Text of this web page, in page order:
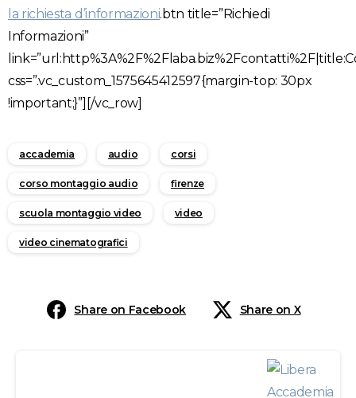
la richiesta d’informazioni.btn title=”Richiedi
Informazioni”
css=”.vc_custom_1575645412597{margin-top: 30px
!important;}”][/vc_row]
accademia audio corsi
corso montaggio audio firenze
scuola montaggio video video
video cinematografici
Share on Facebook Share on X